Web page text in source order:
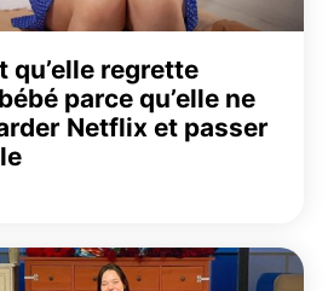
qu’elle regrette
parce qu’elle ne
Netflix et passer